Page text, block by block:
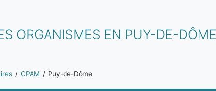
ORGANISMES EN PUY-DE-DÔME
CPAM Puy-de-Dôme